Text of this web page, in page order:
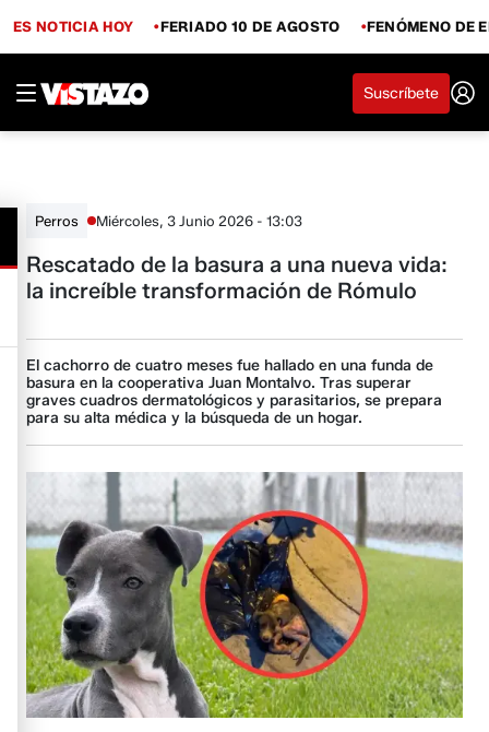
ES NOTICIA HOY FERIADO 10 DE AGOSTO FENÓMENO DE
Suscríbete
Perros Miércoles, 3 Junio 2026 - 13:03
Rescatado de la basura a una nueva vida:
la increíble transformación de Rómulo
El cachorro de cuatro meses fue hallado en una funda de
basura en la cooperativa Juan Montalvo. Tras superar
graves cuadros dermatológicos y parasitarios, se prepara
para su alta médica y la búsqueda de un hogar.